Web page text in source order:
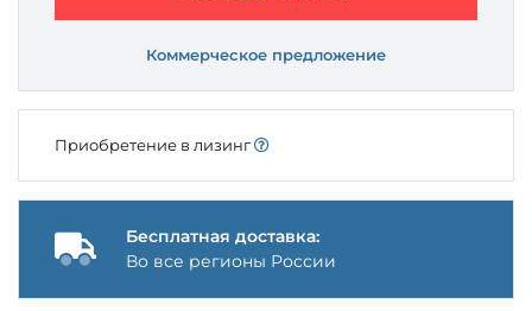
Коммерческое предложение
Приобретение в лизинг
Бесплатная доставка:
Во все регионы России